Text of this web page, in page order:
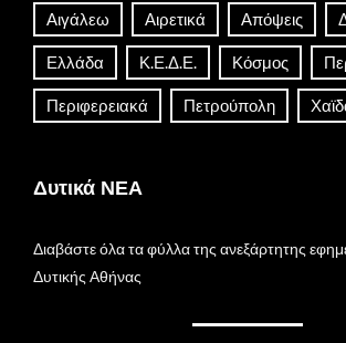
Αιγάλεω Αιρετικά Απόψεις
Ελλάδα Κ.Ε.Δ.Ε. Κόσμος
Περιφερειακά Πετρούπολη
Δυτικά ΝΕΑ
Διαβάστε όλα τα φύλλα της ανεξάρτητης
Δυτικής Αθήνας